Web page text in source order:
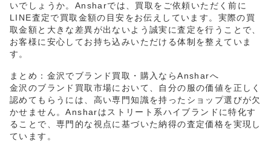
いでしょうか。Ansharでは、買取をご依頼いただく前に
LINE査定で買取金額の目安をお伝えしています。実際の買
取金額と大きな差異が出ないよう誠実に査定を行うことで、
お客様に安心してお持ち込みいただける体制を整えていま
す。
まとめ：金沢でブランド買取・購入ならAnsharへ
金沢のブランド買取市場において、自分の服の価値を正しく
認めてもらうには、高い専門知識を持ったショップ選びが欠
かせません。Ansharはストリート系ハイブランドに特化す
ることで、専門的な視点に基づいた納得の査定価格を実現し
ています。